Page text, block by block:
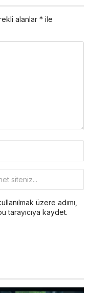
alanlar * ile
üzere adımı,
tarayıcıya kaydet.